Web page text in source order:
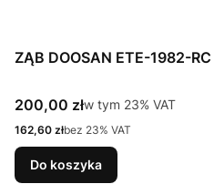
ZĄB DOOSAN ETE-1982-
Cena brutto
200,00 złw tym %s VAT
w tym 23% VAT
Cena netto
162,60 złbez 23% VAT
Do koszyka